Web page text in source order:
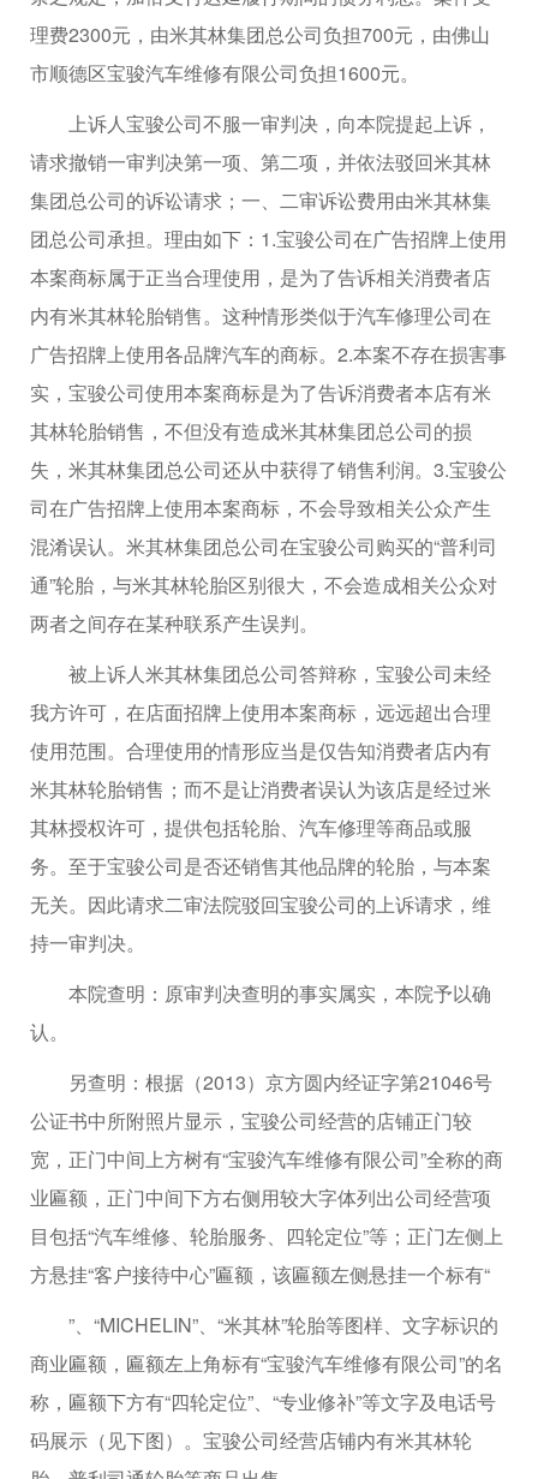
理费2300元，由米其林集团总公司负担700元，由佛山
市顺德区宝骏汽车维修有限公司负担1600元。
上诉人宝骏公司不服一审判决，向本院提起上诉，
请求撤销一审判决第一项、第二项，并依法驳回米其林
集团总公司的诉讼请求；一、二审诉讼费用由米其林集
团总公司承担。理由如下：1.宝骏公司在广告招牌上使用
本案商标属于正当合理使用，是为了告诉相关消费者店
内有米其林轮胎销售。这种情形类似于汽车修理公司在
广告招牌上使用各品牌汽车的商标。2.本案不存在损害事
实，宝骏公司使用本案商标是为了告诉消费者本店有米
其林轮胎销售，不但没有造成米其林集团总公司的损
失，米其林集团总公司还从中获得了销售利润。3.宝骏公
司在广告招牌上使用本案商标，不会导致相关公众产生
混淆误认。米其林集团总公司在宝骏公司购买的“普利司
通”轮胎，与米其林轮胎区别很大，不会造成相关公众对
两者之间存在某种联系产生误判。
被上诉人米其林集团总公司答辩称，宝骏公司未经
我方许可，在店面招牌上使用本案商标，远远超出合理
使用范围。合理使用的情形应当是仅告知消费者店内有
米其林轮胎销售；而不是让消费者误认为该店是经过米
其林授权许可，提供包括轮胎、汽车修理等商品或服
务。至于宝骏公司是否还销售其他品牌的轮胎，与本案
无关。因此请求二审法院驳回宝骏公司的上诉请求，维
持一审判决。
本院查明：原审判决查明的事实属实，本院予以确
认。
另查明：根据（2013）京方圆内经证字第21046号
公证书中所附照片显示，宝骏公司经营的店铺正门较
宽，正门中间上方树有“宝骏汽车维修有限公司”全称的商
业匾额，正门中间下方右侧用较大字体列出公司经营项
目包括“汽车维修、轮胎服务、四轮定位”等；正门左侧上
方悬挂“客户接待中心”匾额，该匾额左侧悬挂一个标有“
”、“MICHELIN”、“米其林”轮胎等图样、文字标识的
商业匾额，匾额左上角标有“宝骏汽车维修有限公司”的名
称，匾额下方有“四轮定位”、“专业修补”等文字及电话号
码展示（见下图）。宝骏公司经营店铺内有米其林轮